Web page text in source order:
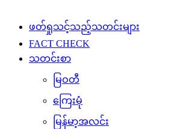
မြန်မာ့အလင်း
သတင်း
တိုက်ပွဲသတင်း
ထောက်ခံအားပေးမှု
တန်ပြန်သတင်း